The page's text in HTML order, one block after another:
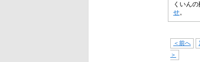
くいん
せ。
＜前へ 1
＞